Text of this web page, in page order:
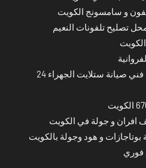
و سامسونج الكويت
تصليح تلفونات النعيم
فني تصليح ستلايت الجهراء فني صيانة ستلايت الجهراء 24
افران و جولة في الكويت
و هود وجولة بالكويت
فوري